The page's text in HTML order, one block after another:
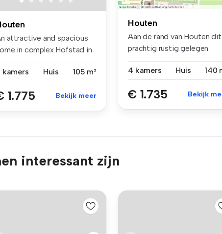
attractive and spacious
in complex Hofstad in
kamers
Huis 105 m²
1.775 Bekijk meer
Houten
Aan de rand van Houten dit
prachtig rustig gelegen
4 kamers
Huis 140
€ 1.735 Bekijk
interessant zijn